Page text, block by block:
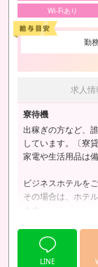
Wi-Fiあり
勤
求人情
寮待機
出稼ぎの方など、
しています。〔寮
家電や生活用品は
ビジネスホテルを
その場合は、ホテ
また、待機中やお
の送迎なども行っ
LINE